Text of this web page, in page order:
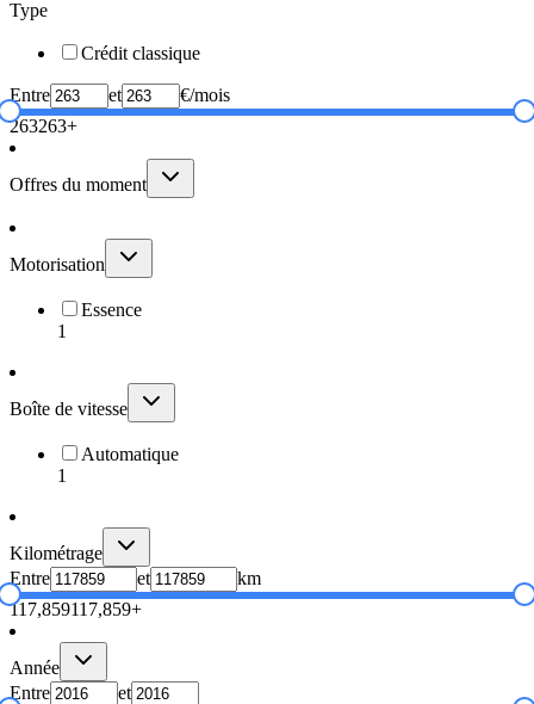
Type
Crédit classique
Entre et
€/mois
263263+
Offres du moment
Motorisation
Essence
1
Boîte de vitesse
Automatique
1
Kilométrage
Entre
et
km
117,859117,859+
Année
Entre
et